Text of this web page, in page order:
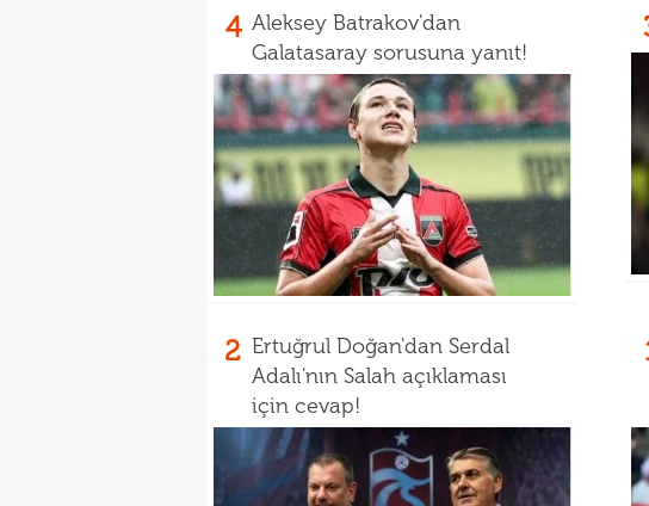
4 Aleksey Batrakov'dan
Galatasaray sorusuna yanıt!
2 Ertuğrul Doğan'dan Serdal
Adalı'nın Salah açıklaması
için cevap!